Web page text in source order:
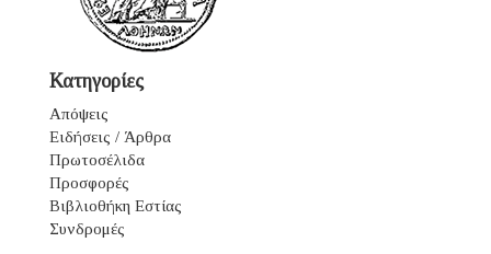
Κατηγορίες
Απόψεις
Ειδήσεις / Άρθρα
Πρωτοσέλιδα
Προσφορές
Βιβλιοθήκη Εστίας
Συνδρομές